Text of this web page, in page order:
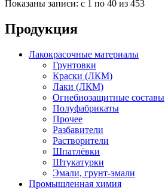
Показаны записи: с 1 по 40 из 453
Продукция
Лакокрасочные материалы
Грунтовки
Краски (ЛКМ)
Лаки (ЛКМ)
Огнебиозащитные составы
Полуфабрикаты
Прочее
Разбавители
Растворители
Шпатлёвки
Штукатурки
Эмали, грунт-эмали
Промышленная химия